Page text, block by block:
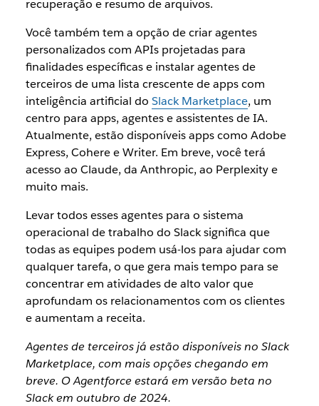
recuperação e resumo de arquivos.
Você também tem a opção de criar agentes
personalizados com APIs projetadas para
finalidades específicas e instalar agentes de
terceiros de uma lista crescente de apps com
inteligência artificial do Slack Marketplace, um
centro para apps, agentes e assistentes de IA.
Atualmente, estão disponíveis apps como Adobe
Express, Cohere e Writer. Em breve, você terá
acesso ao Claude, da Anthropic, ao Perplexity e
muito mais.
Levar todos esses agentes para o sistema
operacional de trabalho do Slack significa que
todas as equipes podem usá-los para ajudar com
qualquer tarefa, o que gera mais tempo para se
concentrar em atividades de alto valor que
aprofundam os relacionamentos com os clientes
e aumentam a receita.
Agentes de terceiros já estão disponíveis no Slack
Marketplace, com mais opções chegando em
breve. O Agentforce estará em versão beta no
Slack em outubro de 2024.